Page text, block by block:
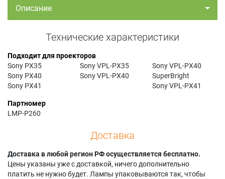
Описание
Технические характеристики
Подходит для проекторов
Sony PX35
Sony PX40
Sony PX41
Sony VPL-PX35
Sony VPL-PX40
Sony VPL-PX40
SuperBright
Sony VPL-PX41
Партномер
LMP-P260
Доставка
Доставка в любой регион РФ осуществляется бесплатно.
Цены указаны уже с доставкой, ничего дополнительно
платить не нужно будет. Лампы упаковываются так, чтобы